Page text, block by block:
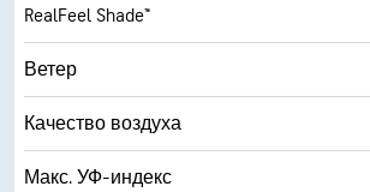
RealFeel Shade™
Ветер
Качество воздуха
Макс. УФ-индекс